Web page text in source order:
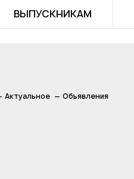
ВЫПУСКНИКАМ
Актуальное Объявления